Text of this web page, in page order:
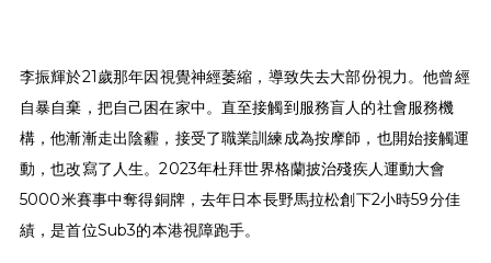
李振輝於21歲那年因視覺神經萎縮，導致失去大部份視力。他曾經
自暴自棄，把自己困在家中。直至接觸到服務盲人的社會服務機
構，他漸漸走出陰霾，接受了職業訓練成為按摩師，也開始接觸運
動，也改寫了人生。2023年杜拜世界格蘭披治殘疾人運動大會
5000米賽事中奪得銅牌，去年日本長野馬拉松創下2小時59分佳
績，是首位Sub3的本港視障跑手。